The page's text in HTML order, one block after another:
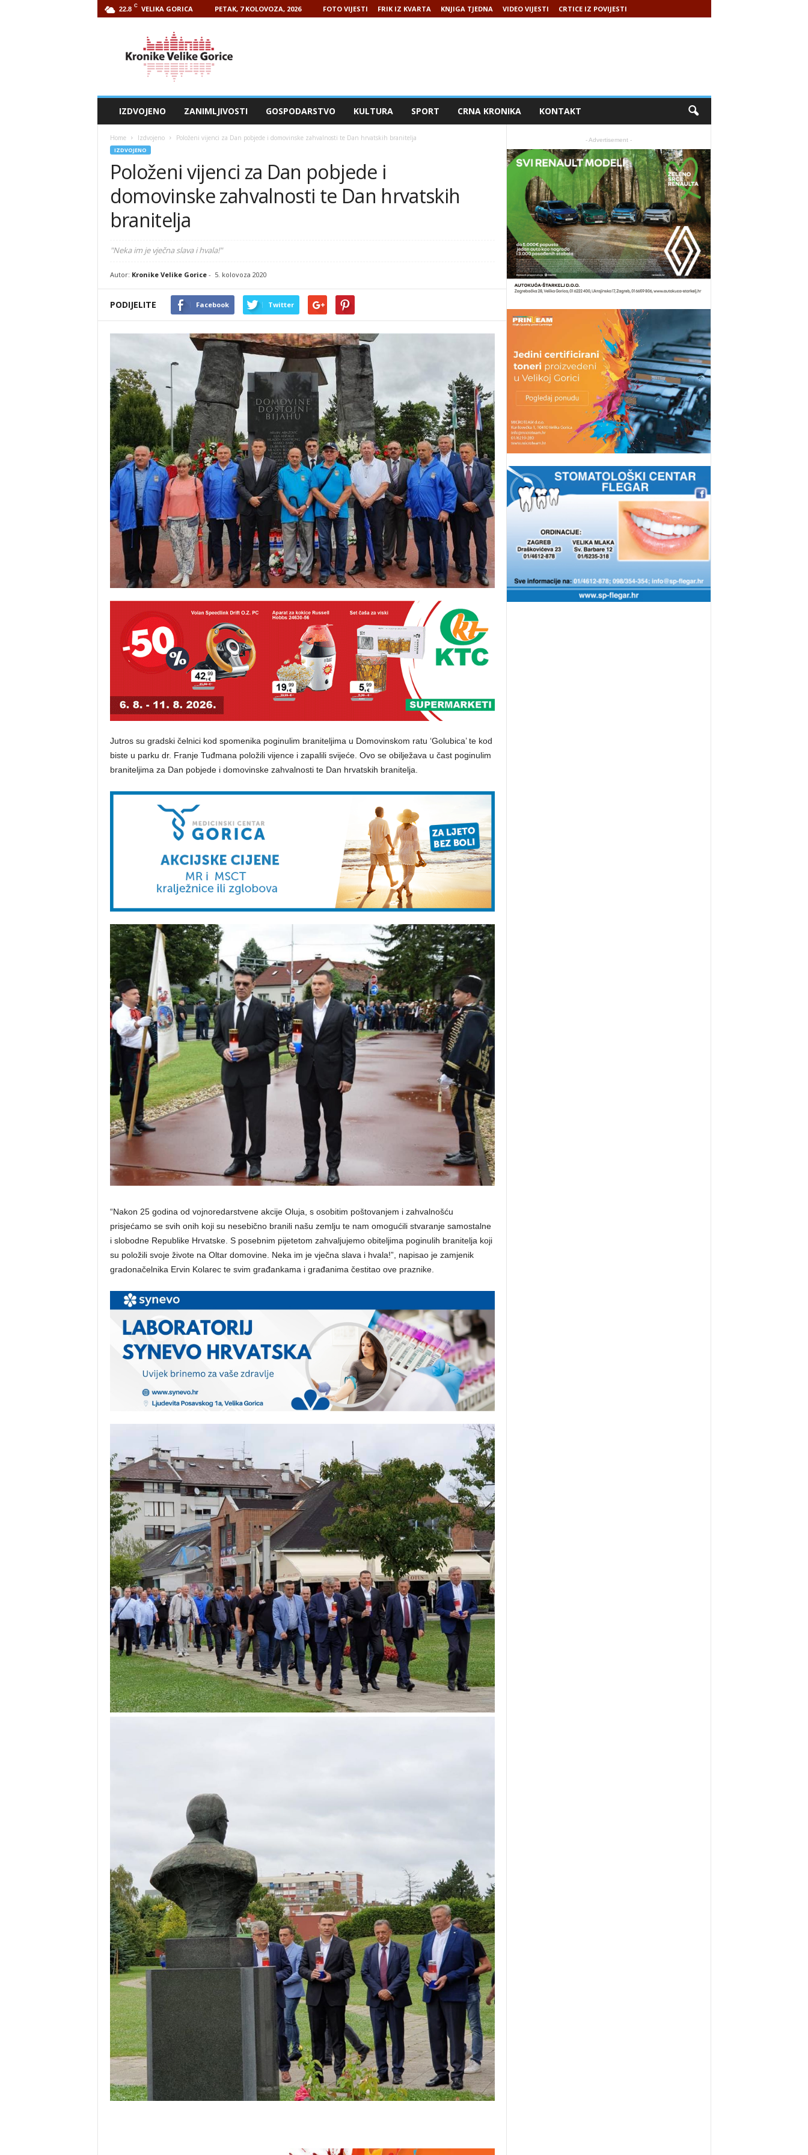
22.8 C VELIKA GORICA PETAK, 7 KOLOVOZA, 2026 FOTO VIJESTI FRIK IZ KVARTA KNJIGA TJEDNA VIDEO VIJESTI CRTICE IZ POVIJESTI
IZDVOJENO ZANIMLJIVOSTI GOSPODARSTVO KULTURA SPORT CRNA KRONIKA KONTAKT
Home Izdvojeno Položeni vijenci za Dan pobjede i domovinske zahvalnosti te Dan hrvatskih branitelja
IZDVOJENO
Položeni vijenci za Dan pobjede i
domovinske zahvalnosti te Dan hrvatskih
branitelja
"Neka im je vječna slava i hvala!"
Autor: Kronike Velike Gorice- 5. kolovoza 2020
PODIJELITE Facebook Twitter
Jutros su gradski čelnici kod spomenika poginulim braniteljima u Domovinskom ratu ‘Golubica’ te kod
biste u parku dr. Franje Tuđmana položili vijence i zapalili svijeće. Ovo se obilježava u čast poginulim
braniteljima za Dan pobjede i domovinske zahvalnosti te Dan hrvatskih branitelja.
“Nakon 25 godina od vojnoredarstvene akcije Oluja, s osobitim poštovanjem i zahvalnošću
prisjećamo se svih onih koji su nesebično branili našu zemlju te nam omogućili stvaranje samostalne
i slobodne Republike Hrvatske. S posebnim pijetetom zahvaljujemo obiteljima poginulih branitelja koji
su položili svoje živote na Oltar domovine. Neka im je vječna slava i hvala!”, napisao je zamjenik
gradonačelnika Ervin Kolarec te svim građankama i građanima čestitao ove praznike.
- Advertisement -